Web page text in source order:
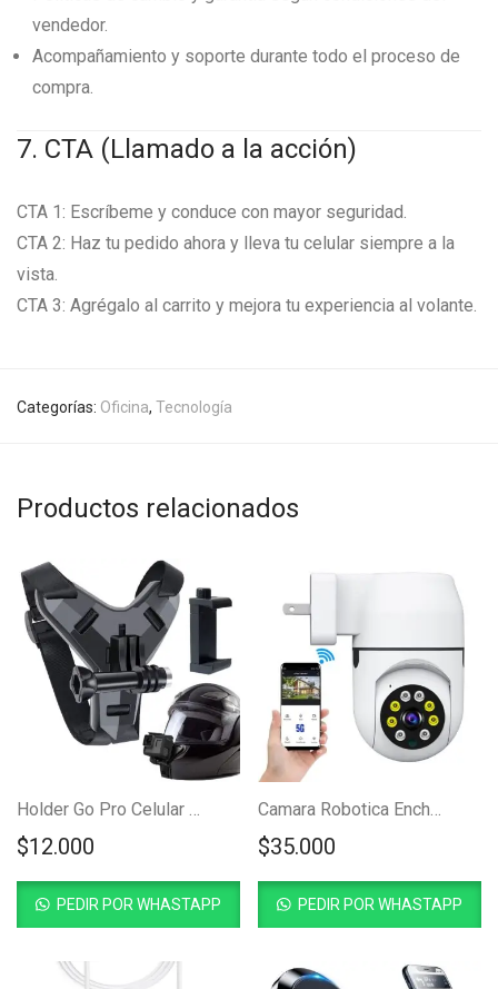
vendedor.
Acompañamiento y soporte durante todo el proceso de
compra.
7. CTA (Llamado a la acción)
CTA 1: Escríbeme y conduce con mayor seguridad.
CTA 2: Haz tu pedido ahora y lleva tu celular siempre a la
vista.
CTA 3: Agrégalo al carrito y mejora tu experiencia al volante.
Categorías: Oficina, Tecnología
Productos relacionados
Holder Go Pro Celular Para Casco
$12.000
PEDIR POR WHASTAPP
Camara Robotica Enchufable Wifi 360°
$35.000
PEDIR POR WHASTAPP